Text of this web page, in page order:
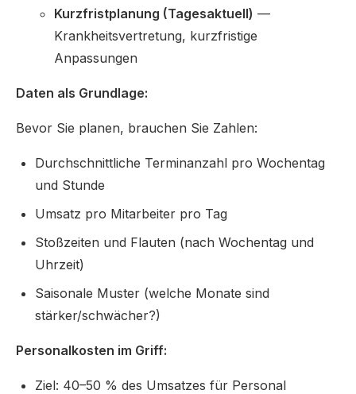
Kurzfristplanung (Tagesaktuell) —
Krankheitsvertretung, kurzfristige
Anpassungen
Daten als Grundlage:
Bevor Sie planen, brauchen Sie Zahlen:
Durchschnittliche Terminanzahl pro Wochentag
und Stunde
Umsatz pro Mitarbeiter pro Tag
Stoßzeiten und Flauten (nach Wochentag und
Uhrzeit)
Saisonale Muster (welche Monate sind
stärker/schwächer?)
Personalkosten im Griff:
Ziel: 40–50 % des Umsatzes für Personal